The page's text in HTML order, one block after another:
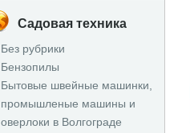
Садовая техника
Без рубрики
Бензопилы
Бытовые швейные машинки,
промышленые машины и
оверлоки в Волгограде